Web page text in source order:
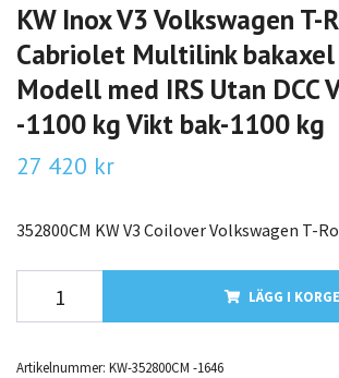
KW Inox V3 Volkswagen T-
Cabriolet Multilink bakaxel
Modell med IRS Utan DCC
-1100 kg Vikt bak-1100 kg
27 420 kr
352800CM KW V3 Coilover Volkswagen T-
LÄGG I
Artikelnummer: KW-352800CM -1646